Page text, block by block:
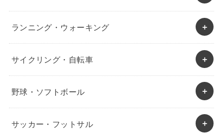
ランニング・ウォーキング
サイクリング・自転車
野球・ソフトボール
サッカー・フットサル